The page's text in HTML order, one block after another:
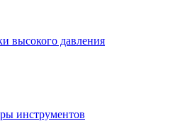
высокого давления
инструментов